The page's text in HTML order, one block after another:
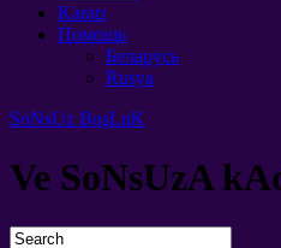
Kararı
Помощь
Беларусь
Rusya
SoNsUz BoşLuK
Ve SoNsUzA